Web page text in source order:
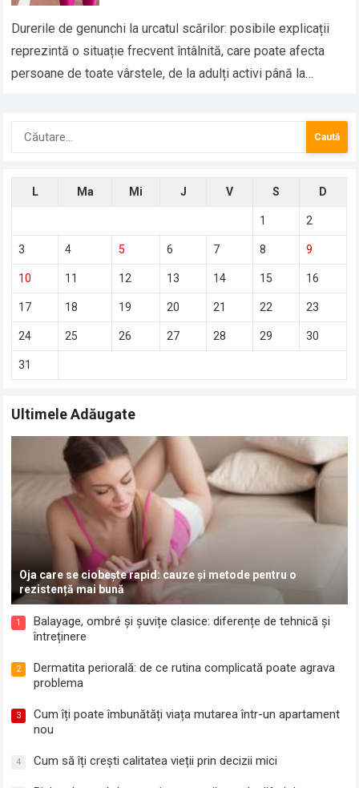
Durerile de genunchi la urcatul scărilor: posibile explicații
reprezintă o situație frecvent întâlnită, care poate afecta
persoane de toate vârstele, de la adulți activi până la
Caută
L Ma Mi J V S D
1 2
3 4 5 6 7 8 9
10 11 12 13 14 15 16
17 18 19 20 21 22 23
24 25 26 27 28 29 30
31
Ultimele Adăugate
Oja care se ciobește rapid: cauze și metode pentru o
rezistență mai bună
1
Balayage, ombré și șuvițe clasice: diferențe de tehnică și
întreținere
2
Dermatita periorală: de ce rutina complicată poate agrava
problema
3
Cum îți poate îmbunătăți viața mutarea într-un apartament
nou
4 Cum să îți crești calitatea vieții prin decizii mici